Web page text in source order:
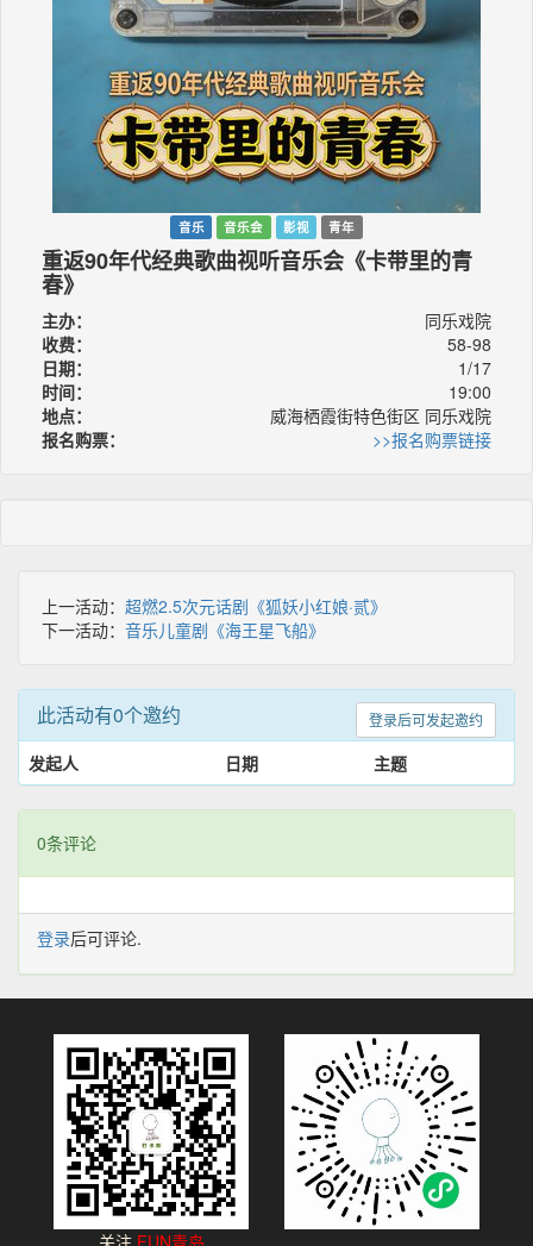
音乐 音乐会 影视 青年
重返90年代经典歌曲视听音乐会《卡带里的青
春》
主办：
同乐戏院
收费：
58-98
日期：
1/17
时间：
19:00
地点：
威海栖霞街特色街区 同乐戏院
报名购票：
>>报名购票链接
上一活动： 超燃2.5次元话剧《狐妖小红娘·贰》
下一活动： 音乐儿童剧《海王星飞船》
登录后可发起邀约
此活动有0个邀约
发起人 日期 主题
0条评论
登录后可评论.